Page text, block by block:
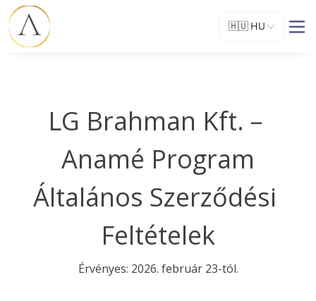
🇭🇺 HU
LG Brahman Kft. –
Anamé Program
Általános Szerződési